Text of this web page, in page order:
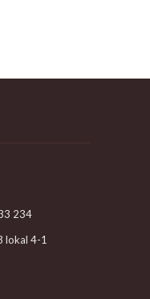
234
lokal 4-1